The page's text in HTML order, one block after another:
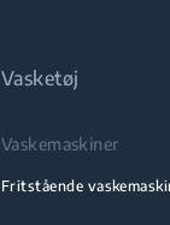
Vasketøj
Vaskemaskiner
Fritstående